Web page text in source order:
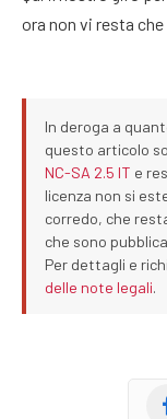
ora non vi resta che
In deroga a
questo articolo
NC-SA 2.5 IT e
licenza non si
corredo, che
che sono
Per dettagli e
delle note legali.